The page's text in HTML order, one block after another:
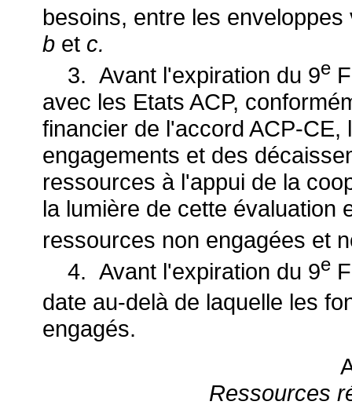
besoins, entre les
b et c.
3. Avant l'expiration du 9e
avec les Etats ACP,
financier de l'accord ACP-
engagements et des
ressources à l'appui de la
la lumière de cette évaluation
ressources non engagées et
4. Avant l'expiration du 9e
date au-delà de laquelle les
engagés.
Ressources